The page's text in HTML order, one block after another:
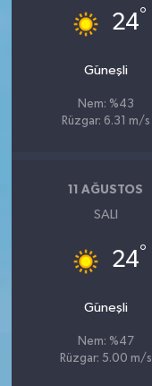
24°
Güneşli
Nem: %43
Rüzgar: 6.31 m/s
11 AĞUSTOS
SALI
24°
Güneşli
Nem: %47
Rüzgar: 5.00 m/s